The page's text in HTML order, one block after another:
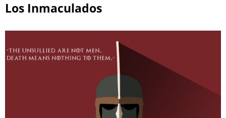
Los Inmaculados